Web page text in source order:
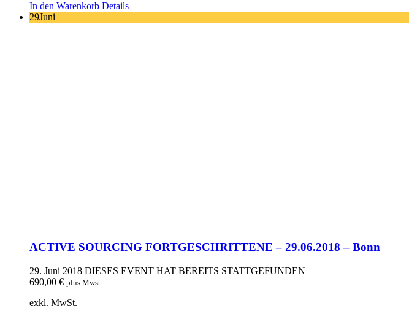
In den Warenkorb Details
29Juni
ACTIVE SOURCING FORTGESCHRITTENE – 29.06.2018 – Bonn
29. Juni 2018 DIESES EVENT HAT BEREITS STATTGEFUNDEN
690,00 € plus Mwst.
exkl. MwSt.